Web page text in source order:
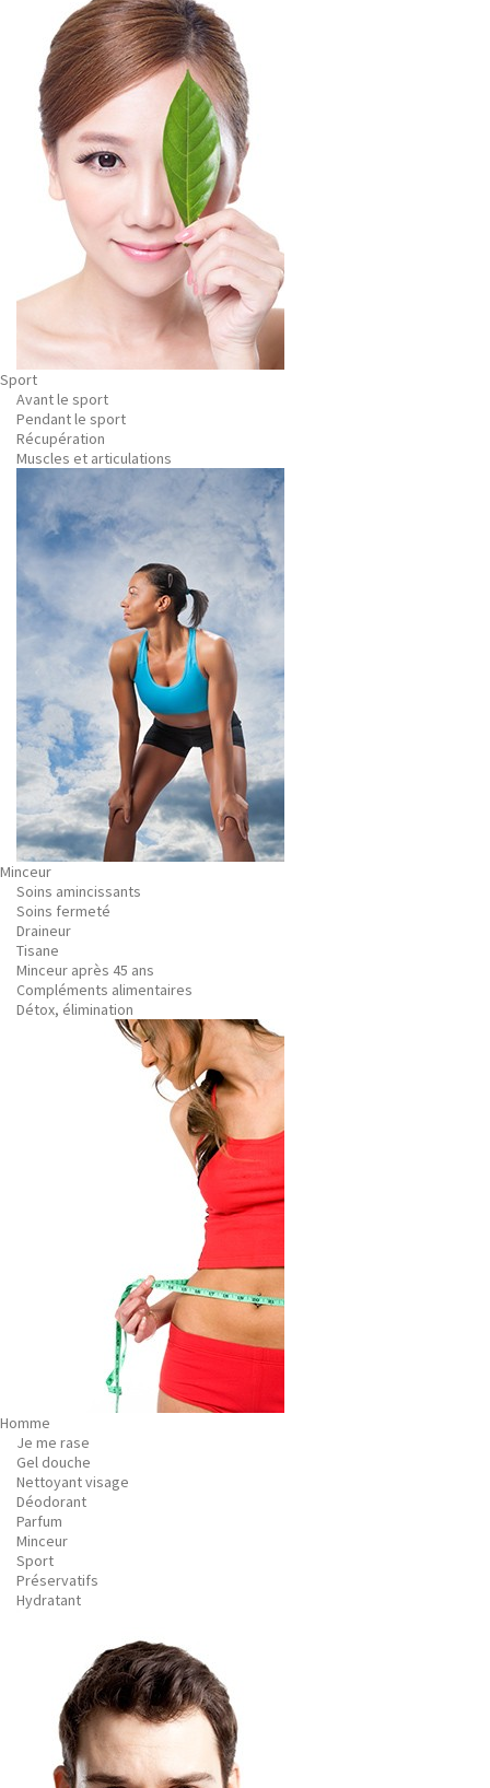
Sport
Avant le sport
Pendant le sport
Récupération
Muscles et articulations
Minceur
Soins amincissants
Soins fermeté
Draineur
Tisane
Minceur après 45 ans
Compléments alimentaires
Détox, élimination
Homme
Je me rase
Gel douche
Nettoyant visage
Déodorant
Parfum
Minceur
Sport
Préservatifs
Hydratant